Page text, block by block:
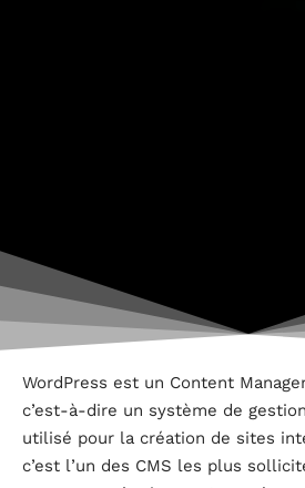
WordPress est un Content
c’est-à-dire un système de
utilisé pour la création de sites
c’est l’un des CMS les plus